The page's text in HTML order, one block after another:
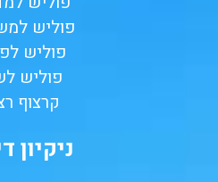
פוליש
פוליש
פוליש
קרצוף
ניקיון